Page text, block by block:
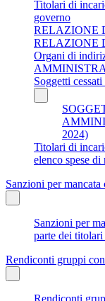
Titolari di
governo
RELAZIONE
RELAZIONE
Organi di
Soggetti
2024)
Titolari di
elenco spese di
Sanzioni per
Sanzioni per
parte dei
Rendiconti gruppi
Rendiconti